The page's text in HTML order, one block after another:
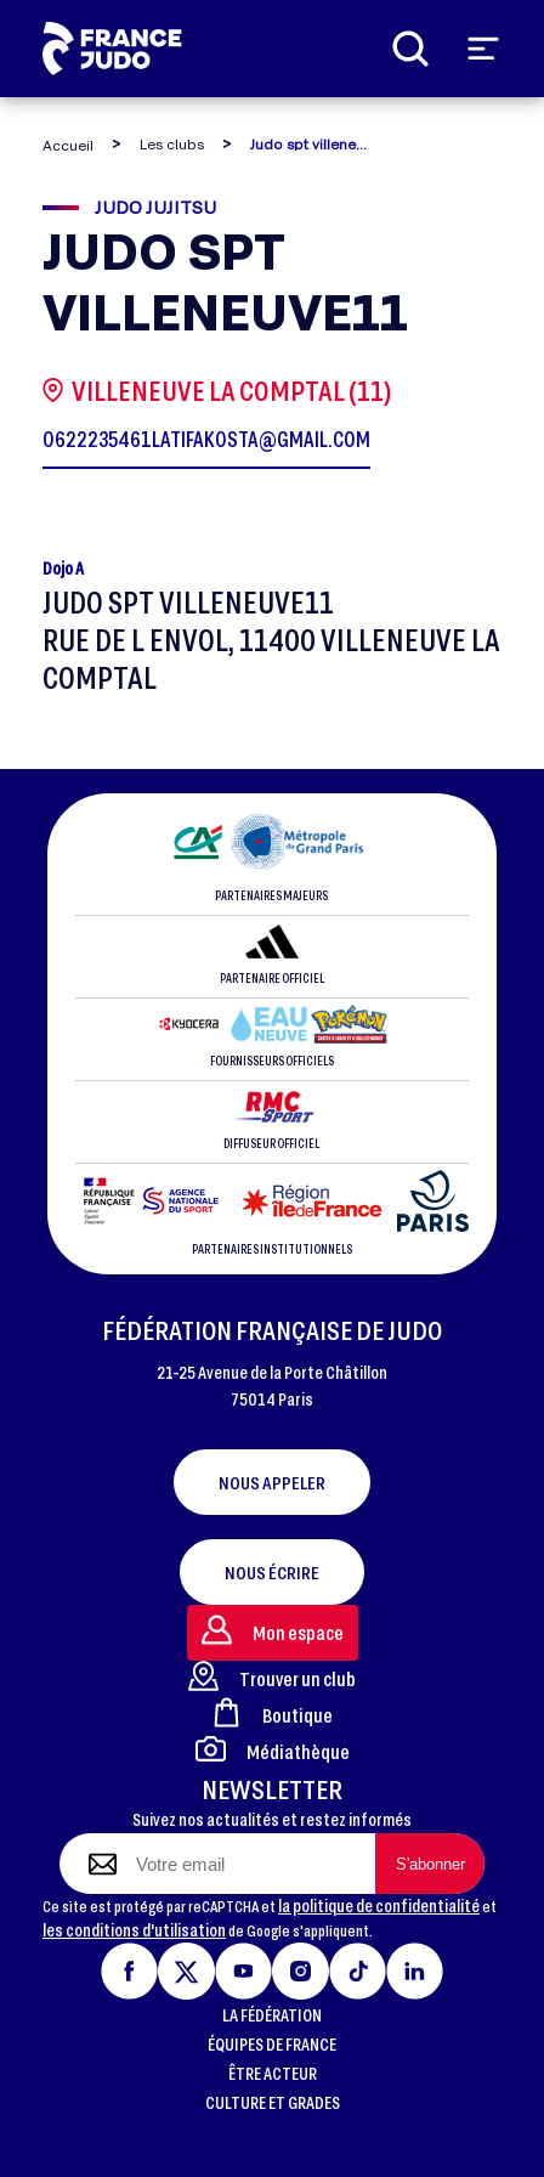
Accueil Les clubs Judo spt villeneuve11
JUDO JUJITSU
JUDO SPT
VILLENEUVE11
VILLENEUVE LA COMPTAL (11)
0622235461LATIFAKOSTA@GMAIL.COM
Dojo A
JUDO SPT VILLENEUVE11
RUE DE L ENVOL, 11400 VILLENEUVE LA
COMPTAL
PARTENAIRES MAJEURS
PARTENAIRE OFFICIEL
FOURNISSEURS OFFICIELS
DIFFUSEUR OFFICIEL
PARTENAIRES INSTITUTIONNELS
FOOTER
FÉDÉRATION FRANÇAISE DE JUDO
21-25 Avenue de la Porte Châtillon
75014 Paris
NOUS APPELER
NOUS ÉCRIRE
NEWSLETTER
Suivez nos actualités et restez informés
Ce site est protégé par reCAPTCHA et la politique de confidentialitéet
les conditions d'utilisationde Google s'appliquent.
Mon espace
Trouver un club
Boutique
Médiathèque
LA FÉDÉRATION
ÉQUIPES DE FRANCE
ÊTRE ACTEUR
CULTURE ET GRADES